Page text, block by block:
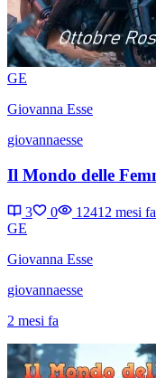
GE
Giovanna Esse
giovannaesse
Il Mondo delle
3 0 1241 2 mesi fa
GE
Giovanna Esse
giovannaesse
2 mesi fa